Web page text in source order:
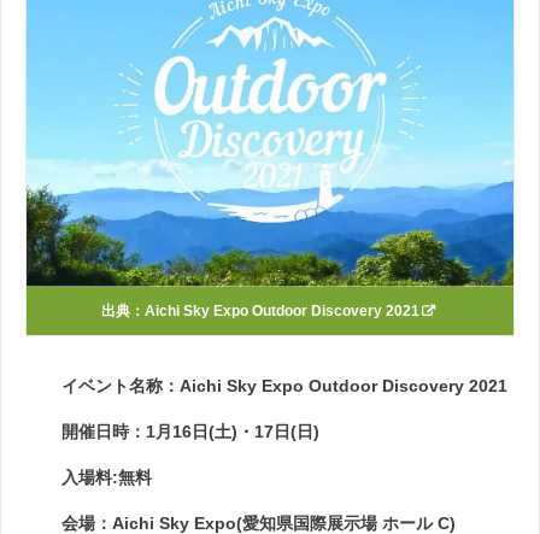
出典： Aichi Sky Expo Outdoor Discovery 2021
イベント名称：Aichi Sky Expo Outdoor Discovery 2021
開催日時：1月16日(土)・17日(日)
入場料:無料
会場：Aichi Sky Expo(愛知県国際展示場 ホール C)